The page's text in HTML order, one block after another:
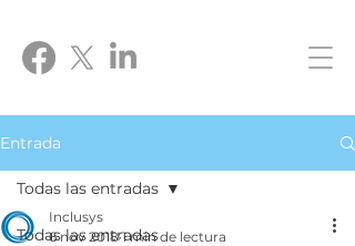
Entrada
Todas las entradas
Todas las entradas
Inclusys
6 nov 2018 1 min de lectura